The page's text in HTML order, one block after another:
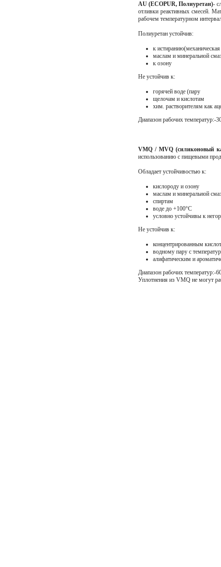
AU (ECOPUR, Полиуретан)-
отливки реактивных смесей.
рабочем температурном
Полиуретан устойчив:
к истиранию(механическая
маслам и минеральной
к озону
Не устойчив к:
горячей воде (пару
щелочам и кислотам
хим. растворителям как
Диапазон рабочих температур:-
VMQ / MVQ (силиконовый
использованию с пищевыми
Обладает устойчивостью к:
кислороду и озону
маслам и минеральной
спиртам
воде до +100°C
условно устойчивы к
Не устойчив к:
концентрированным
водному пару с
алифатическим и
Диапазон рабочих температур:-
Уплотнения из VMQ не могут